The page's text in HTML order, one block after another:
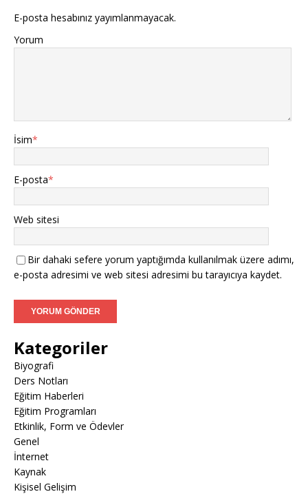
E-posta hesabınız yayımlanmayacak.
Yorum
İsim*
E-posta*
Web sitesi
Bir dahaki sefere yorum yaptığımda kullanılmak üzere adımı,
e-posta adresimi ve web sitesi adresimi bu tarayıcıya kaydet.
Kategoriler
Biyografi
Ders Notları
Eğitim Haberleri
Eğitim Programları
Etkinlik, Form ve Ödevler
Genel
İnternet
Kaynak
Kişisel Gelişim